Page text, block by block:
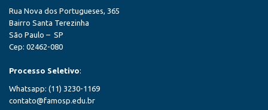
Rua Nova dos Portugueses, 365
Bairro Santa Terezinha
São Paulo – SP
Cep: 02462-080
Processo Seletivo:
Whatsapp: (11) 3230-1169
contato@famosp.edu.br